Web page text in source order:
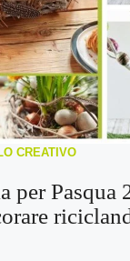
CREATIVO
per Pasqua